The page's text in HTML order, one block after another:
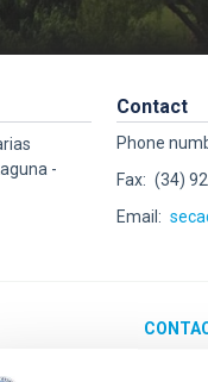
-
Contact
Phone
Fax
(34)
Email